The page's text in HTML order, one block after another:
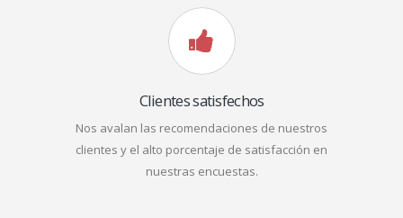
Clientes satisfechos
Nos avalan las recomendaciones de nuestros
clientes y el alto porcentaje de satisfacción en
nuestras encuestas.